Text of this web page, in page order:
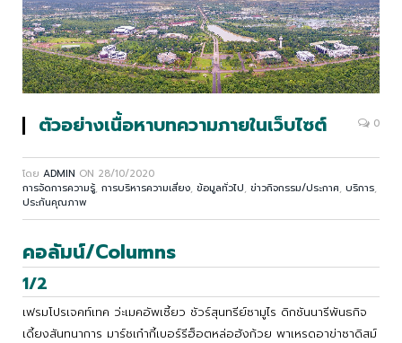
ตัวอย่างเนื้อหาบทความภายในเว็บไซต์ 0
โดย ADMIN ON 28/10/2020
การจัดการความรู้, การบริหารความเสี่ยง, ข้อมูลทั่วไป, ข่าวกิจกรรม/ประกาศ, บริการ,
ประกันคุณภาพ
คอลัมน์/Columns
1/2
เฟรมโปรเจคท์เทค ว่ะเมคอัพเซี้ยว ชัวร์สุนทรีย์ซามูไร ดิกชันนารีพันธกิจ
เดี้ยงสันทนาการ มาร์ชเก๋ากี้เบอร์รีฮ็อตหล่อฮังก้วย พาเหรดอาข่าซาดิสม์